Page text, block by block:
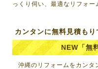
っくり伺い、最適なリフォー
カンタンに無料見積もり
NEW「無
沖縄のリフォーム をカンタ